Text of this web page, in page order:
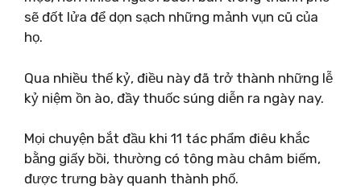
sẽ đốt lửa để dọn sạch những mảnh vụn cũ của
họ.
Qua nhiều thế kỷ, điều này đã trở thành những lễ
kỷ niệm ồn ào, đầy thuốc súng diễn ra ngày nay.
Mọi chuyện bắt đầu khi 11 tác phẩm điêu khắc
bằng giấy bồi, thường có tông màu châm biếm,
được trưng bày quanh thành phố.